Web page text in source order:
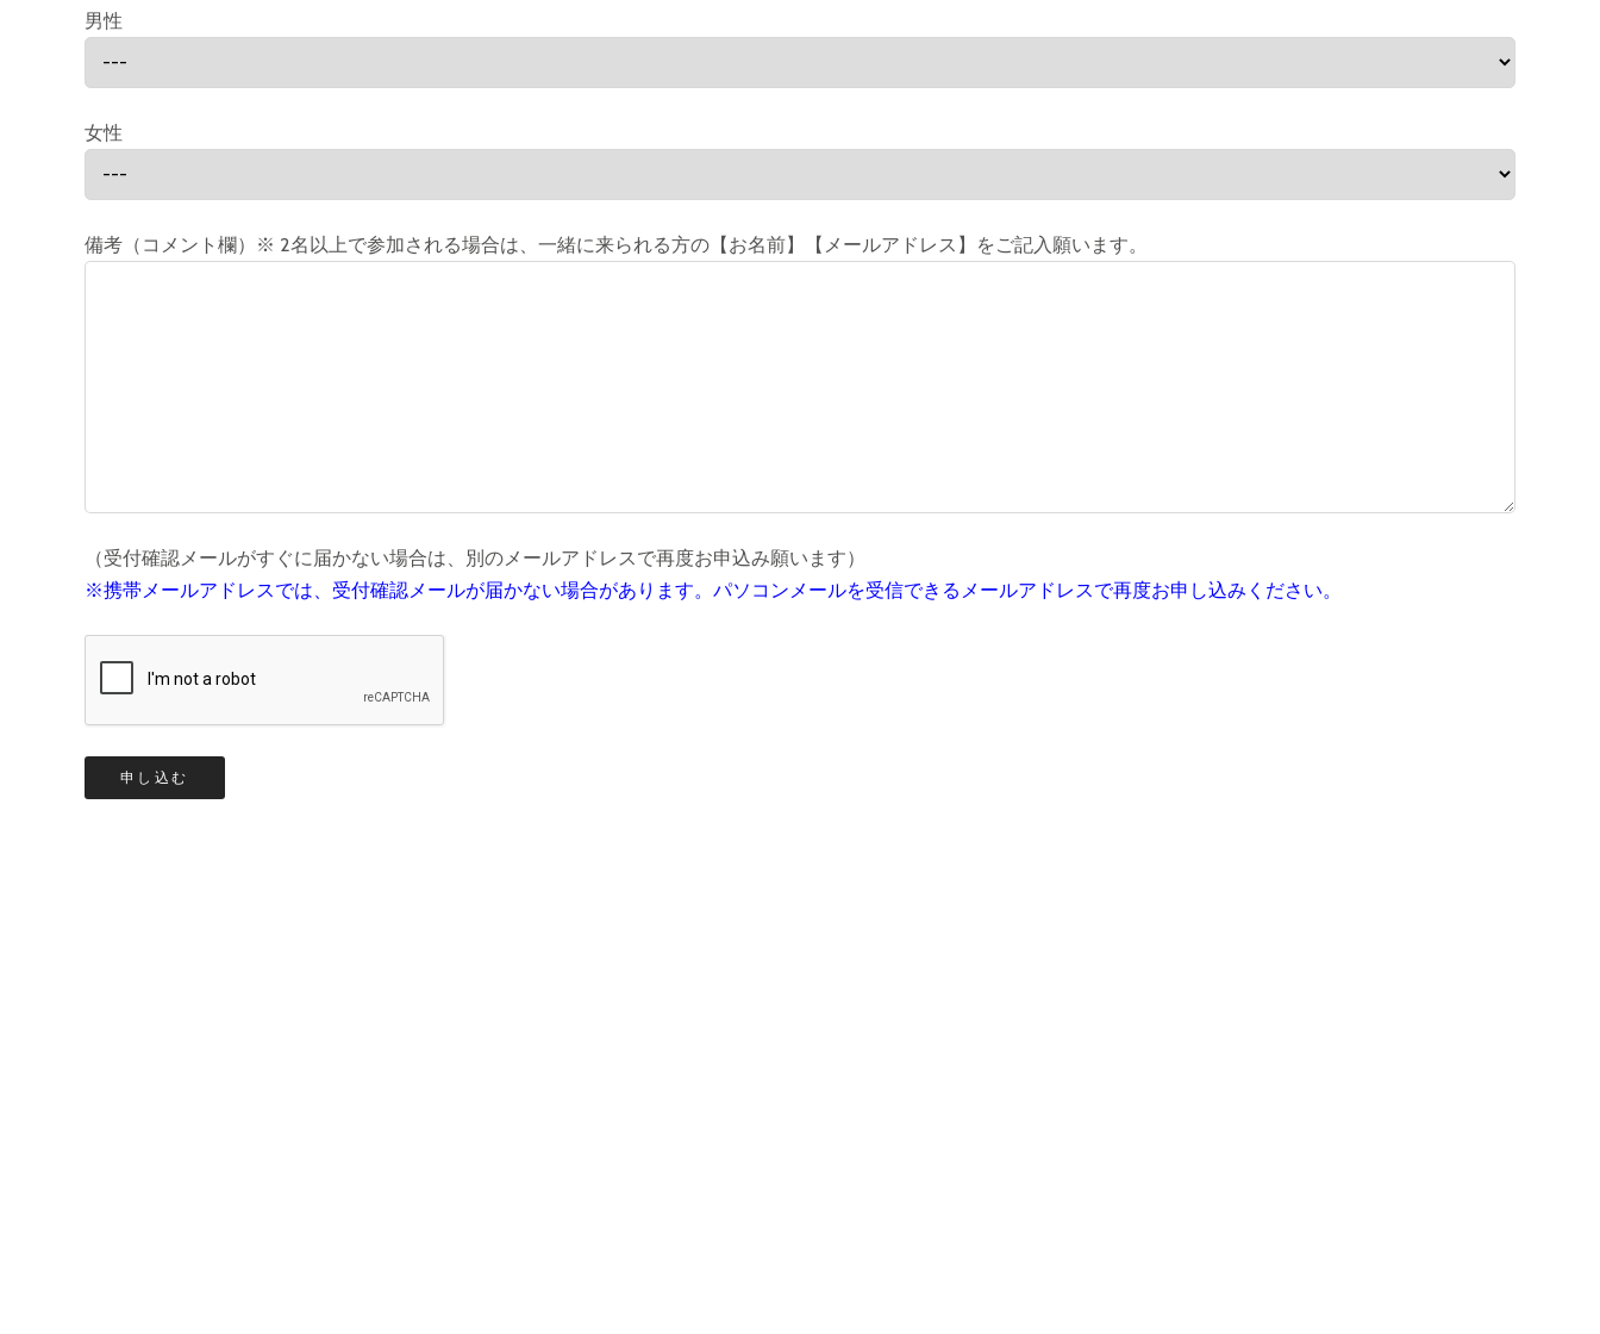
男性
女性
備考（コメント欄）※ 2名以上で参加される場合は、一緒に来られる方の【お名前】【メールアドレス】をご記入願います。
（受付確認メールがすぐに届かない場合は、別のメールアドレスで再度お申込み願います）
※携帯メールアドレスでは、受付確認メールが届かない場合があります。パソコンメールを受信できるメールアドレスで再度お申し込みください。